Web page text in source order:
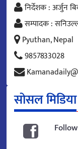
निर्देशक : अर्जुन
सम्पादक :
Pyuthan, Nepal
9857833028
सोसल मिडिया